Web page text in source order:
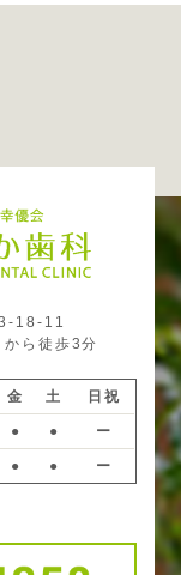
18-11
ら徒歩3分
金 土 日祝
● ● ー
● ● ー